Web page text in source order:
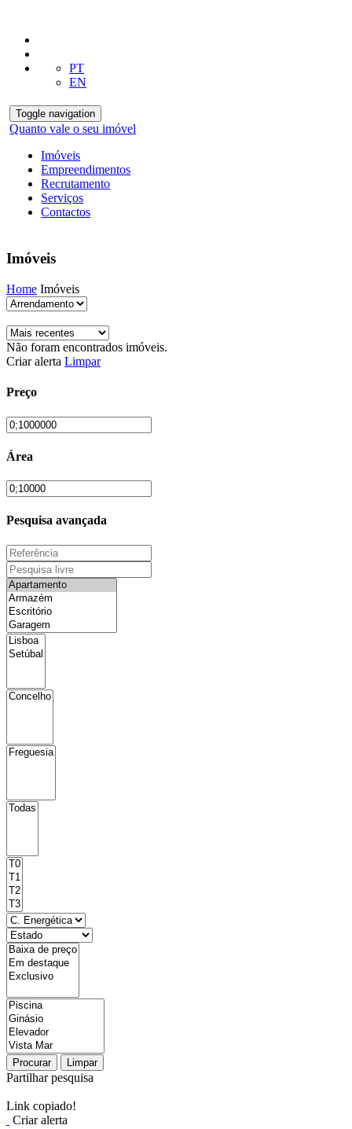
PT
EN
Toggle navigation
Quanto vale o seu imóvel
Imóveis
Empreendimentos
Recrutamento
Serviços
Contactos
Imóveis
Home Imóveis
Não foram encontrados imóveis.
Criar alerta Limpar
Preço
Área
Pesquisa avançada
Procurar Limpar
Partilhar pesquisa
Link copiado!
Criar alerta